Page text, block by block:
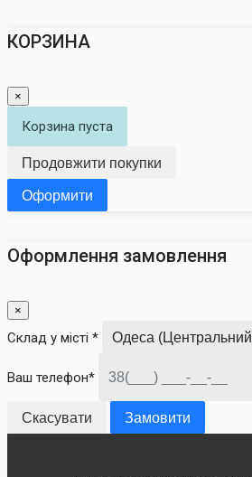
КОРЗИНА
×
Корзина пуста
Продовжити покупки
Оформити
Оформлення замовлення
×
Склад у місті *
Ваш телефон*
Скасувати Замовити